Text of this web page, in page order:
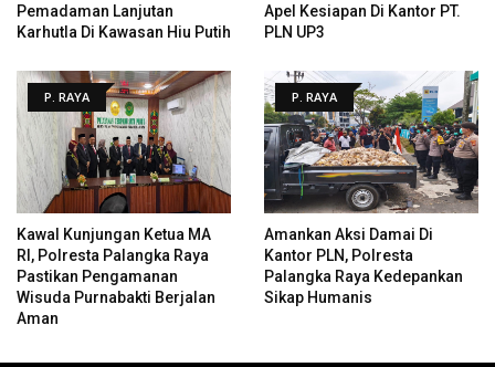
Pemadaman Lanjutan
Karhutla Di Kawasan Hiu Putih
Apel Kesiapan Di Kantor PT.
PLN UP3
P. RAYA
Kawal Kunjungan Ketua MA
RI, Polresta Palangka Raya
Pastikan Pengamanan
Wisuda Purnabakti Berjalan
Aman
P. RAYA
Amankan Aksi Damai Di
Kantor PLN, Polresta
Palangka Raya Kedepankan
Sikap Humanis